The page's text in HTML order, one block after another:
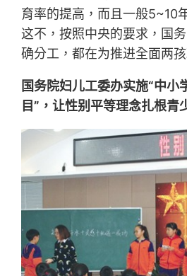
育率的提高，而且一般5~10
这不，按照中央的要求，国
确分工，都在为推进全面两
国务院妇儿工委办实施“中小
目”，让性别平等理念扎根青